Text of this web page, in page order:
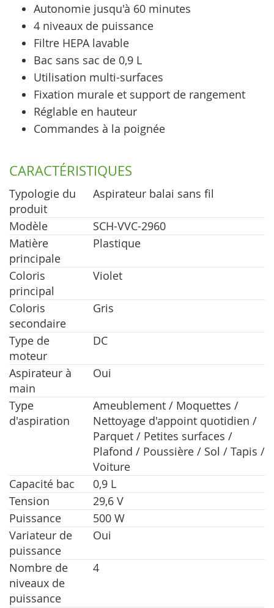
Autonomie jusqu'à 60 minutes
4 niveaux de puissance
Filtre HEPA lavable
Bac sans sac de 0,9 L
Utilisation multi-surfaces
Fixation murale et support de rangement
Réglable en hauteur
Commandes à la poignée
CARACTÉRISTIQUES
Typologie du
produit
Aspirateur balai sans fil
Modèle
SCH-VVC-2960
Matière
principale
Plastique
Coloris
principal
Violet
Coloris
secondaire
Gris
Type de
moteur
DC
Aspirateur à
main
Oui
Type
d'aspiration
Ameublement / Moquettes /
Nettoyage d'appoint quotidien /
Parquet / Petites surfaces /
Plafond / Poussière / Sol / Tapis /
Voiture
Capacité bac
0,9 L
Tension
29,6 V
Puissance
500 W
Variateur de
puissance
Oui
Nombre de
niveaux de
puissance
4